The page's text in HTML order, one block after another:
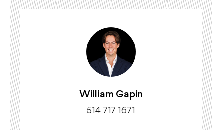
William Gapin
514 717 1671